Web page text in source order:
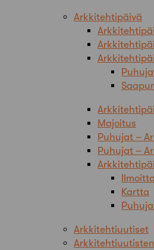
Arkkitehtipäivä
Majoitus
Puhujat –
Puhujat –
Kartta
Arkkitehtiuutiset